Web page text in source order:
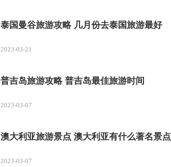
泰国曼谷旅游攻略 几月份去泰国旅游最好
2023-03-21
普吉岛旅游攻略 普吉岛最佳旅游时间
2023-03-07
澳大利亚旅游景点 澳大利亚有什么著名景点
2023-03-07